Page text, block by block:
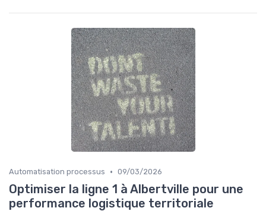
Automatisation processus • 09/03/2026
Optimiser la ligne 1 à Albertville pour une
performance logistique territoriale